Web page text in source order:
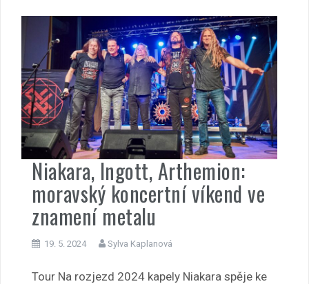
Niakara, Ingott, Arthemion:
moravský koncertní víkend ve
znamení metalu
19. 5. 2024 Sylva Kaplanová
Tour Na rozjezd 2024 kapely Niakara spěje ke